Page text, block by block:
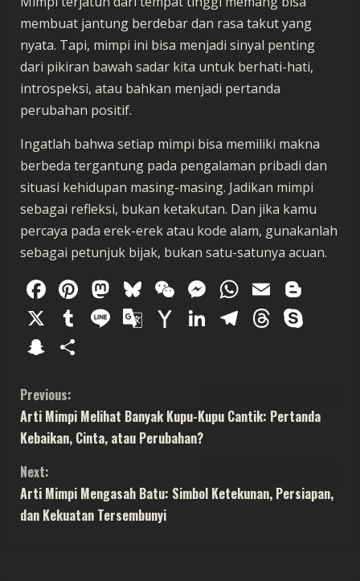
membuat jantung berdebar dan rasa takut yang
nyata. Tapi, mimpi ini bisa menjadi sinyal penting
dari pikiran bawah sadar kita untuk berhati-hati,
introspeksi, atau bahkan menjadi pertanda
perubahan positif.
Ingatlah bahwa setiap mimpi bisa memiliki makna
berbeda tergantung pada pengalaman pribadi dan
situasi kehidupan masing-masing. Jadikan mimpi
sebagai refleksi, bukan ketakutan. Dan jika kamu
percaya pada erek-erek atau kode alam, gunakanlah
sebagai petunjuk bijak, bukan satu-satunya acuan.
Facebook
Pinterest
Mastodon
Bluesky
WeChat
Messenger
Email
X
Tumblr
LineGoogle
YahooLinkedIn
Telegram
Snapchat
C
o
n
t
Previous:
Arti Mimpi Melihat Banyak Kupu-Kupu Cantik: Pertanda
Kebaikan, Cinta, atau Perubahan?
Next:
Arti Mimpi Mengasah Batu: Simbol Ketekunan, Persiapan,
dan Kekuatan Tersembunyi